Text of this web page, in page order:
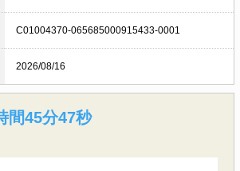
C01004370-065685000915433-0001
2026/08/16
間45分46秒